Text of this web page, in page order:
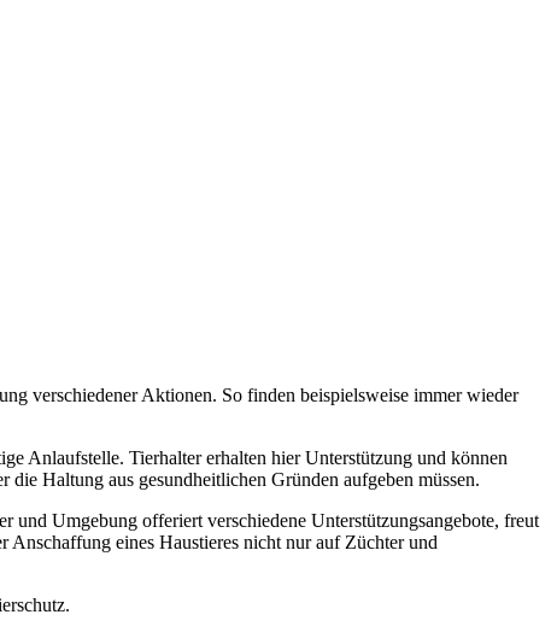
verschiedener Aktionen. So finden beispielsweise immer wieder
Anlaufstelle. Tierhalter erhalten hier Unterstützung und können
Haltung aus gesundheitlichen Gründen aufgeben müssen.
Umgebung offeriert verschiedene Unterstützungsangebote, freut
eines Haustieres nicht nur auf Züchter und